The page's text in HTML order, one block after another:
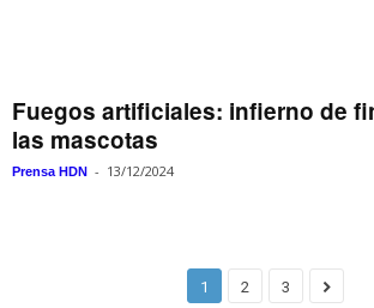
Fuegos artificiales: infierno de
las mascotas
Prensa HDN - 13/12/2024
1 2 3